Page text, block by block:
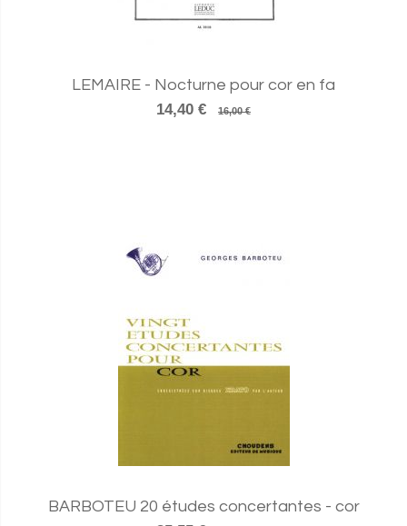
LEMAIRE - Nocturne pour cor en fa
14,40 €
16,00 €
BARBOTEU 20 études concertantes - cor